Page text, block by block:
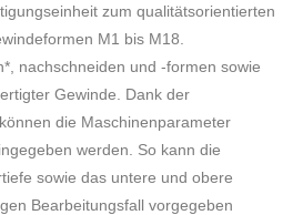
zum qualitätsorientierten
M1 bis M18.
nachschneiden und -formen sowie
Gewinde. Dank der
die Maschinenparameter
werden. So kann die
sowie das untere und obere
Bearbeitungsfall vorgegeben